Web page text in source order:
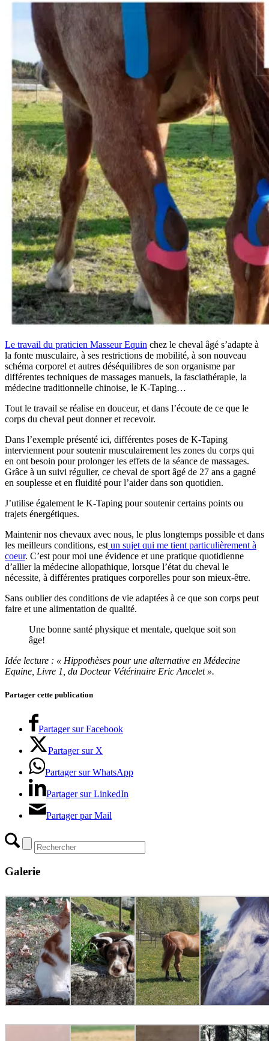
Le travail du praticien Masseur Equin chez le cheval âgé s’adapte à
la fonte musculaire, à ses restrictions de mobilité, à son nouveau
schéma corporel et autres déséquilibres de son organisme par
différentes techniques de massages manuels, la fasciathérapie, la
médecine traditionnelle chinoise, le K-Taping…
Tout le travail se réalise en douceur, et dans l’écoute de ce que le
corps du cheval peut donner et recevoir.
Dans l’exemple présenté ici, différentes poses de K-Taping
interviennent pour soutenir musculairement les zones du corps qui
en ont besoin pour prolonger les effets de la séance de massages.
Grâce à un suivi régulier, ce cheval de sport âgé de 27 ans a gagné
en souplesse et en fluidité pour l’aider dans son quotidien.
J’utilise également le K-Taping pour soutenir certains points ou
trajets énergétiques.
Maintenir nos chevaux avec nous, le plus longtemps possible et dans
les meilleurs conditions, est un sujet qui me tient particulièrement à
coeur. C’est pour moi une évidence et une pratique quotidienne
d’allier la médecine allopathique, lorsque l’état du cheval le
nécessite, à différentes pratiques corporelles pour son mieux-être.
Sans oublier des conditions de vie adaptées à ce que son corps peut
faire et une alimentation de qualité.
Une bonne santé physique et mentale, quelque soit son
âge!
Idée lecture : « Hippothèses pour une alternative en Médecine
Equine, Livre 1, du Docteur Vétérinaire Eric Ancelet ».
Partager cette publication
Partager sur Facebook
Partager sur X
Partager sur WhatsApp
Partager sur LinkedIn
Partager par Mail
Galerie